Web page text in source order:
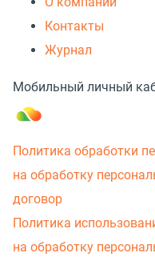
Контакты
Журнал
Мобильный личный
Политика обработки
на обработку
договор
Политика
на обработку